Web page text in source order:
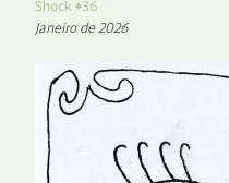
Shock #36
Janeiro de 2026